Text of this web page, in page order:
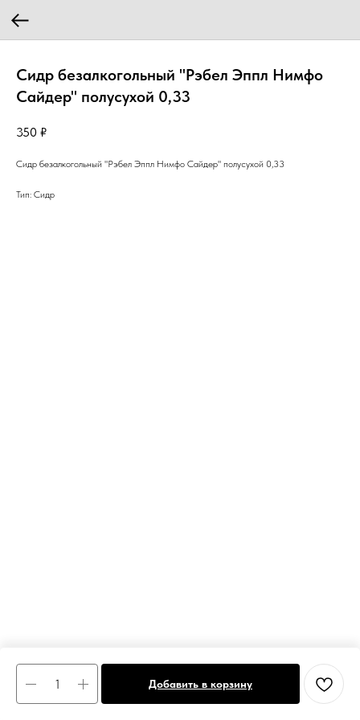
Сидр безалкогольный "Рэбел Эппл Нимфо
Сайдер" полусухой 0,33
350 ₽
Добавить в корзину
Сидр безалкогольный "Рэбел Эппл Нимфо Сайдер" полусухой 0,33
Тип: Сидр